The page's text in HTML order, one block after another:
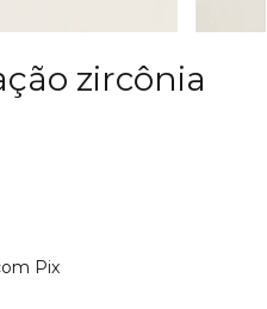
zircônia
Pix